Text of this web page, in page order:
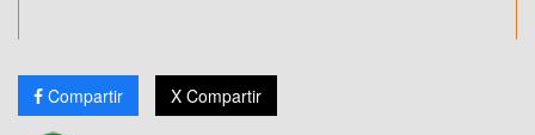
Compartir X Compartir